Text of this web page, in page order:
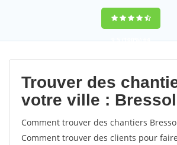
9,5(100%)64
votes
Trouver des
votre ville :
Comment trouver des chantiers
Comment trouver des clients pour